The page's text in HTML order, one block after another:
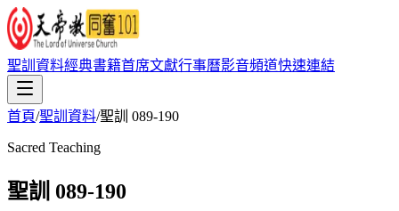
聖訓資料經典書籍首席文獻行事曆影音頻道快速連結
首頁/聖訓資料/聖訓 089-190
Sacred Teaching
聖訓 089-190